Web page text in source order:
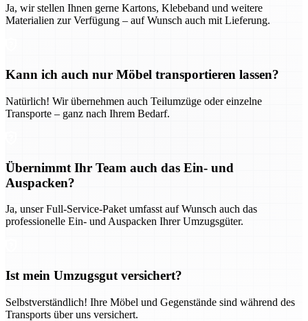
Ja, wir stellen Ihnen gerne Kartons, Klebeband und weitere
Materialien zur Verfügung – auf Wunsch auch mit Lieferung.
Kann ich auch nur Möbel transportieren lassen?
Natürlich! Wir übernehmen auch Teilumzüge oder einzelne
Transporte – ganz nach Ihrem Bedarf.
Übernimmt Ihr Team auch das Ein- und
Auspacken?
Ja, unser Full-Service-Paket umfasst auf Wunsch auch das
professionelle Ein- und Auspacken Ihrer Umzugsgüter.
Ist mein Umzugsgut versichert?
Selbstverständlich! Ihre Möbel und Gegenstände sind während des
Transports über uns versichert.